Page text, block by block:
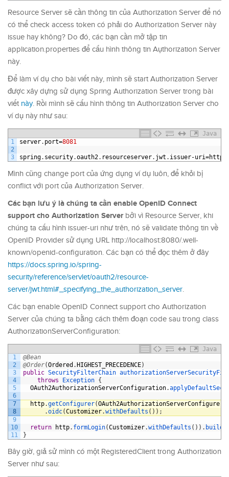
Resource Server sẽ cần thông tin của Authorization Server để nó
có thể check access token có phải do Authorization Server này
issue hay không? Do đó, các bạn cần mở tập tin
application.properties để cấu hình thông tin Aụthorization Server
này.
Để làm ví dụ cho bài viết này, mình sẽ start Authorization Server
được xây dựng sử dụng Spring Authorization Server trong bài
viết này. Rồi mình sẽ cấu hình thông tin Authorization Server cho
ví dụ này như sau:
Java
1
2
3
server. port=8081
spring. security.oauth2. resourceserver. jwt . issuer-uri=http
Mình cũng change port của ứng dụng ví dụ luôn, để khỏi bị
conflict với port của Authorization Server.
Các bạn lưu ý là chúng ta cần enable OpenID Connect
support cho Authorization Serverbởi vì Resource Server, khi
chúng ta cấu hình issuer-uri như trên, nó sẽ validate thông tin về
OpenID Provider sử dụng URL http://localhost:8080/.well-
known/openid-configuration. Các bạn có thể đọc thêm ở đây
https://docs.spring.io/spring-
security/reference/servlet/oauth2/resource-
server/jwt.html#_specifying_the_authorization_server.
Các bạn enable OpenID Connect support cho Authorization
Server của chúng ta bằng cách thêm đoạn code sau trong class
AuthorizationServerConfiguration:
Java
1
2
3
4
5
6
7
8
9
10
11
@Bean
@Order(Ordered .HIGHEST_PRECEDENCE)
public SecurityFilterChain
throws
Exception {
OAuth2AuthorizationServerConfiguration.
http.getConfigurer(OAuth2AuthorizationServerConfigurer
.oidc(Customizer.withDefaults ( ) ) ;
return http. formLogin(Customizer.withDefaults ( ) ) . build
}
Bây giờ, giả sử mình có một RegisteredClient trong Authorization
Server như sau: